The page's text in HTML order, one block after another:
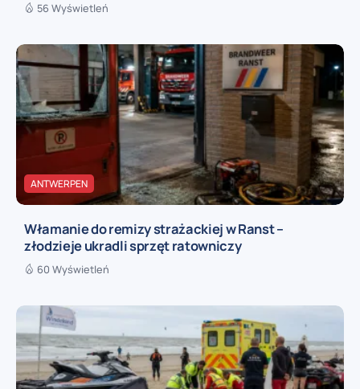
56 Wyświetleń
ANTWERPEN
Włamanie do remizy strażackiej w Ranst –
złodzieje ukradli sprzęt ratowniczy
60 Wyświetleń